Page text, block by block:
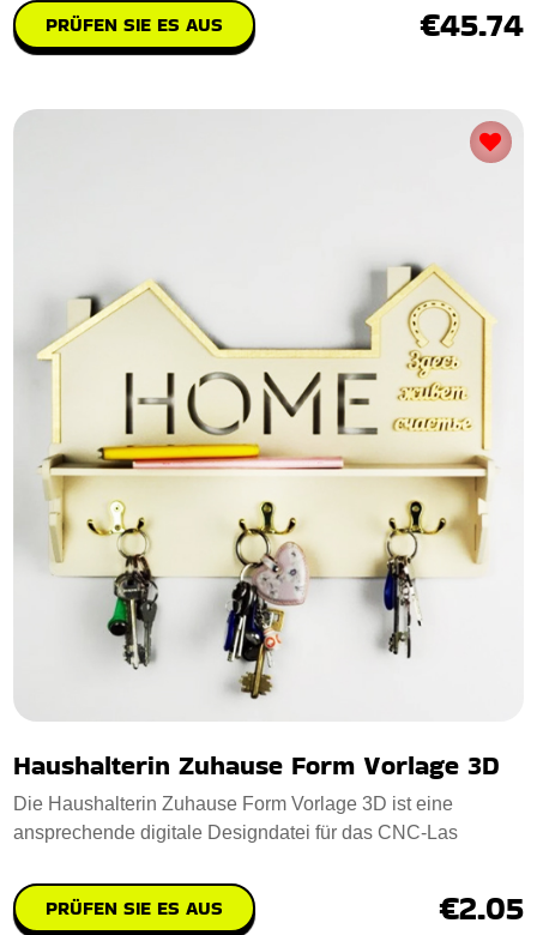
PRÜFEN SIE ES AUS €45.74
Haushalterin Zuhause Form Vorlage 3D
Die Haushalterin Zuhause Form Vorlage 3D ist eine
ansprechende digitale Designdatei für das CNC-Las
PRÜFEN SIE ES AUS €2.05